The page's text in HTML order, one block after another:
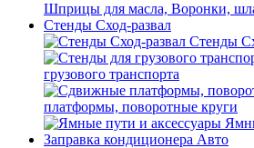
Шприцы для масла, Воронки,
Стенды Сход-развал
Стенды
грузового транспорта
платформы, поворотные круги
Заправка кондиционера Авто